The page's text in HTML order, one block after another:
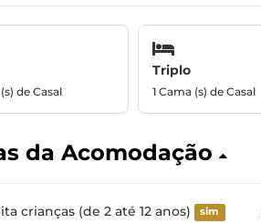
de Casal
Triplo
1 Cama (s) de Casal
da Acomodação
crianças (de 2 até 12 anos) sim